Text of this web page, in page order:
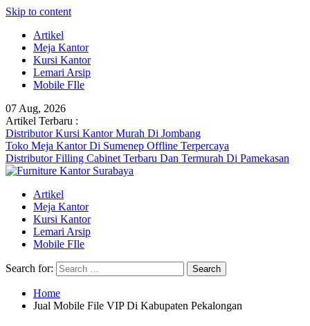
Skip to content
Artikel
Meja Kantor
Kursi Kantor
Lemari Arsip
Mobile FIle
07 Aug, 2026
Artikel Terbaru :
Distributor Kursi Kantor Murah Di Jombang
Toko Meja Kantor Di Sumenep Offline Terpercaya
Distributor Filling Cabinet Terbaru Dan Termurah Di Pamekasan
Artikel
Meja Kantor
Kursi Kantor
Lemari Arsip
Mobile FIle
Search for:
Home
Jual Mobile File VIP Di Kabupaten Pekalongan